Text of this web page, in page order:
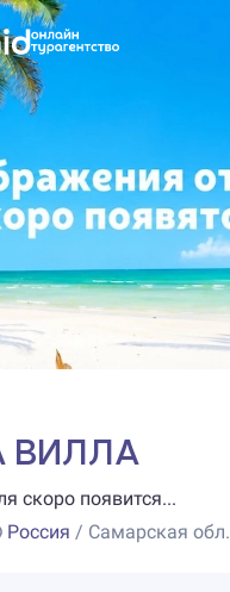
ВИЛЛА
скоро появится...
Россия / Самарская обл.